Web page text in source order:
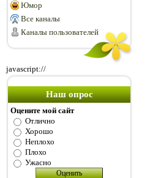
Юмор
Все каналы
Каналы пользователей
javascript://
Наш опрос
Оцените мой сайт
Отлично
Хорошо
Неплохо
Плохо
Ужасно